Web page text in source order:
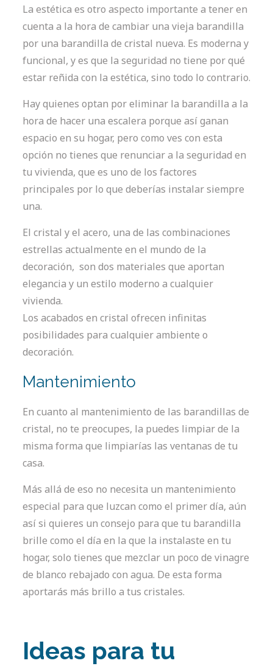
La estética es otro aspecto importante a tener en
cuenta a la hora de cambiar una vieja barandilla
por una barandilla de cristal nueva. Es moderna y
funcional, y es que la seguridad no tiene por qué
estar reñida con la estética, sino todo lo contrario.
Hay quienes optan por eliminar la barandilla a la
hora de hacer una escalera porque así ganan
espacio en su hogar, pero como ves con esta
opción no tienes que renunciar a la seguridad en
tu vivienda, que es uno de los factores
principales por lo que deberías instalar siempre
una.
El cristal y el acero, una de las combinaciones
estrellas actualmente en el mundo de la
decoración, son dos materiales que aportan
elegancia y un estilo moderno a cualquier
vivienda.
Los acabados en cristal ofrecen infinitas
posibilidades para cualquier ambiente o
decoración.
Mantenimiento
En cuanto al mantenimiento de las barandillas de
cristal, no te preocupes, la puedes limpiar de la
misma forma que limpiarías las ventanas de tu
casa.
Más allá de eso no necesita un mantenimiento
especial para que luzcan como el primer día, aún
así si quieres un consejo para que tu barandilla
brille como el día en la que la instalaste en tu
hogar, solo tienes que mezclar un poco de vinagre
de blanco rebajado con agua. De esta forma
aportarás más brillo a tus cristales.
Ideas para tu